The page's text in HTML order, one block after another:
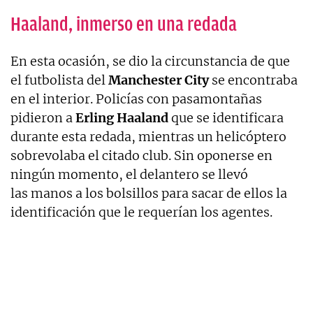
Haaland, inmerso en una redada
En esta ocasión, se dio la circunstancia de que
el futbolista delManchester Cityse encontraba
en el interior. Policías con pasamontañas
pidieron aErling Haalandque se identificara
durante esta redada, mientras un helicóptero
sobrevolaba el citado club. Sin oponerse en
ningún momento, el delantero se llevó
las manos a los bolsillos para sacar de ellos la
identificación que le requerían los agentes.